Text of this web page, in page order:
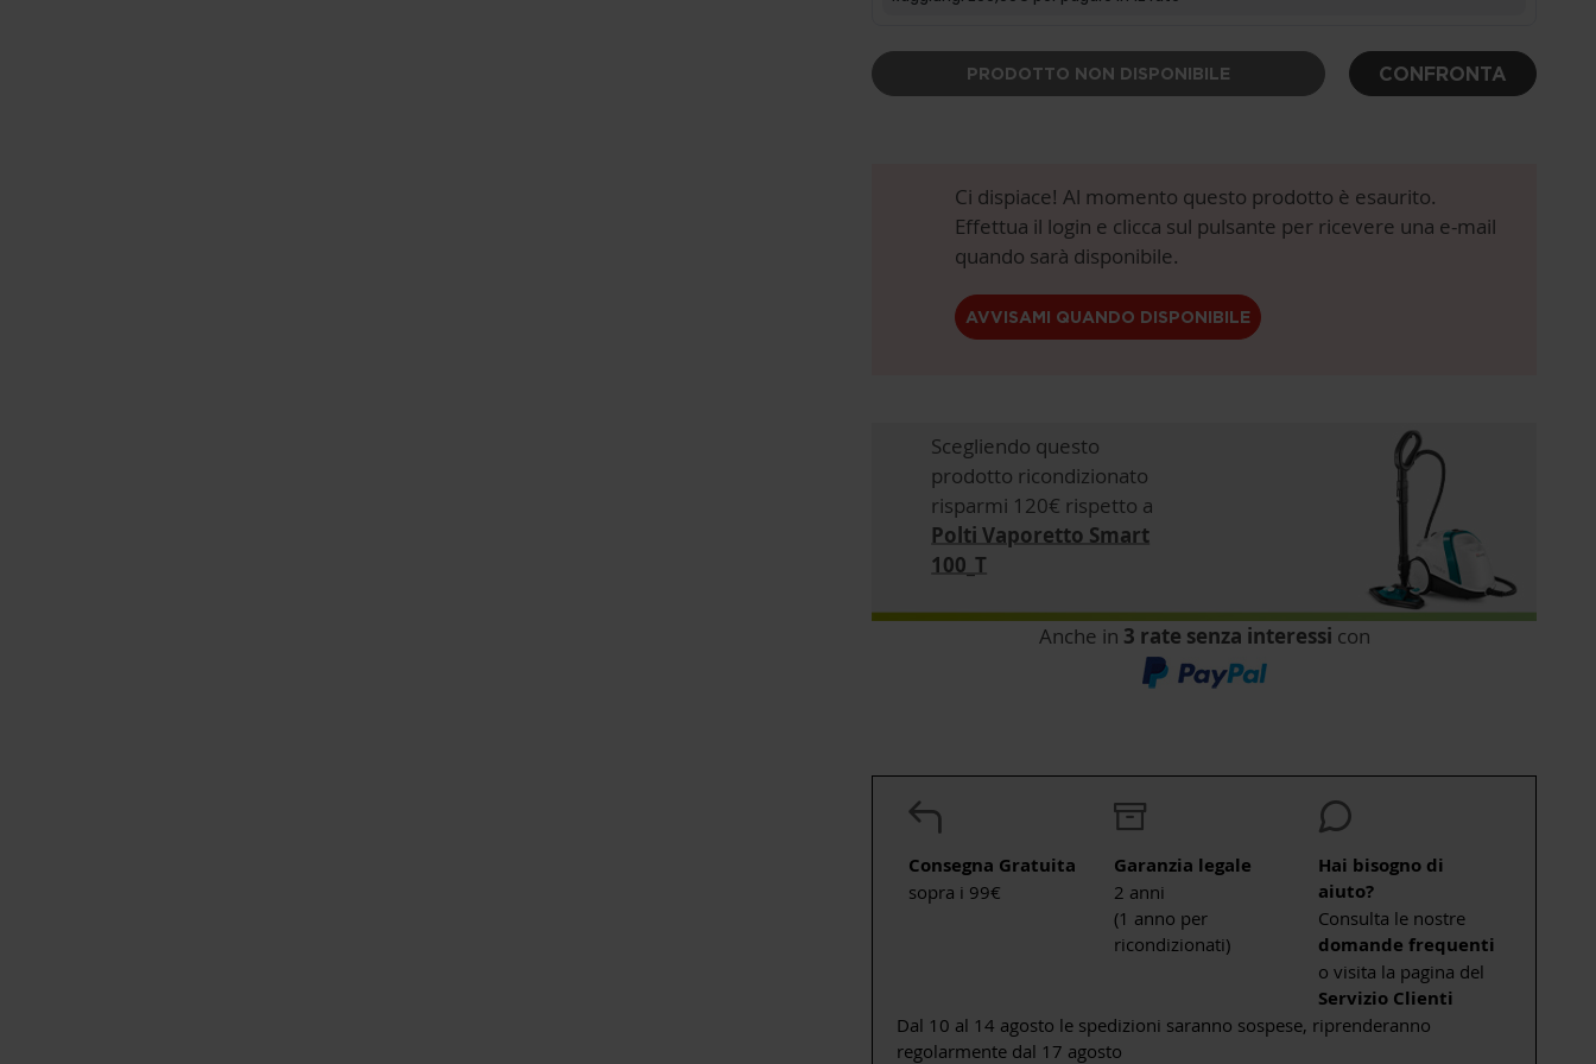
PRODOTTO NON DISPONIBILE CONFRONTA
Ci dispiace! Al momento questo prodotto è esaurito.
Effettua il login e clicca sul pulsante per ricevere una e-mail
quando sarà disponibile.
AVVISAMI QUANDO DISPONIBILE
Scegliendo questo
prodotto ricondizionato
risparmi 120€ rispetto a
Polti Vaporetto Smart
100_T
Anche in 3 rate senza interessi con
Consegna Gratuita
sopra i 99€
Garanzia legale
2 anni
(1 anno per
ricondizionati)
Hai bisogno di
aiuto?
Consulta le nostre
domande frequenti
o visita la pagina del
Servizio Clienti
Dal 10 al 14 agosto le spedizioni saranno sospese, riprenderanno
regolarmente dal 17 agosto